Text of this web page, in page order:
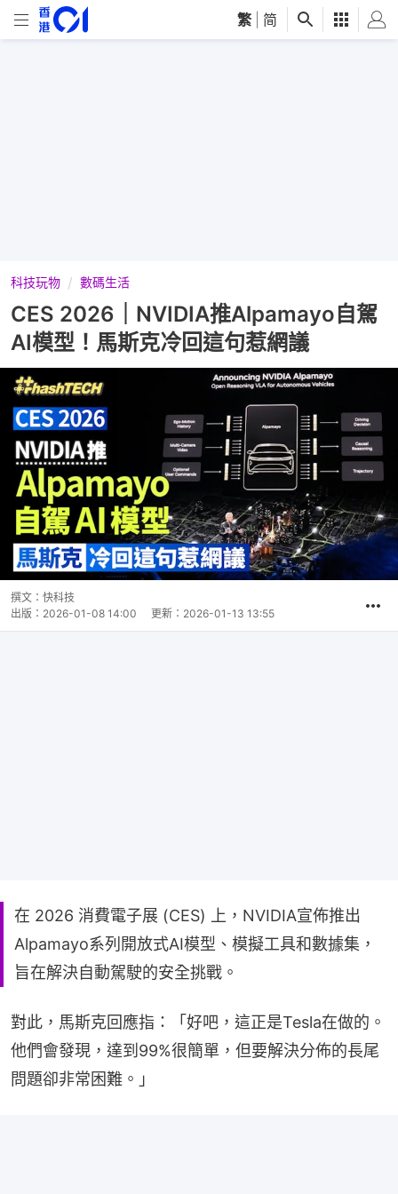
繁 简
科技玩物 數碼生活
CES 2026｜NVIDIA推Alpamayo自駕
AI模型！馬斯克冷回這句惹網議
撰文： 快科技
出版： 2026-01-08 14:00 更新： 2026-01-13 13:55
在 2026 消費電子展 (CES) 上，NVIDIA宣佈推出
Alpamayo系列開放式AI模型、模擬工具和數據集，
旨在解決自動駕駛的安全挑戰。
對此，馬斯克回應指：「好吧，這正是Tesla在做的。
他們會發現，達到99%很簡單，但要解決分佈的長尾
問題卻非常困難。」